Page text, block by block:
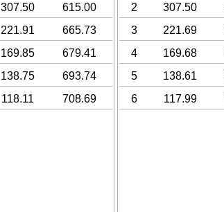
307.50
615.00
221.91
665.73
169.85
679.41
138.75
693.74
118.11 708.69
2
307.50
3
221.69
4
169.68
5
138.61
6
117.99